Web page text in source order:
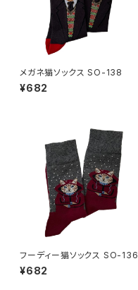
メガネ猫ソックス SO-138
¥682
フーディー猫ソックス SO-136
¥682